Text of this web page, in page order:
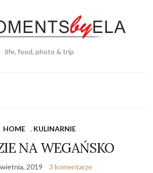
life, food, photo & trip
HOME , KULINARNIE
NA WEGAŃSKO
2019 3 komentarze